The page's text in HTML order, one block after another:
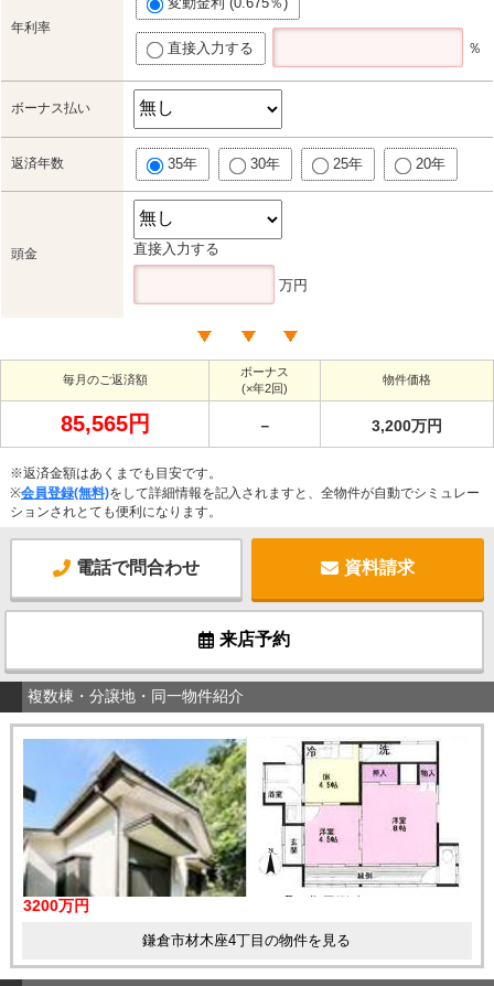
年利率
直接入力する ％
ボーナス払い
返済年数 35年 30年 25年 20年
頭金 直接入力する
万円
毎月のご返済額
ボーナス
(×年2回)
物件価格
85,565円 － 3,200万円
※返済金額はあくまでも目安です。
※会員登録(無料)をして詳細情報を記入されますと、全物件が自動でシミュレー
ションされとても便利になります。
電話で問合わせ 資料請求
来店予約
複数棟・分譲地・同一物件紹介
3200万円
鎌倉市材木座4丁目の物件を見る